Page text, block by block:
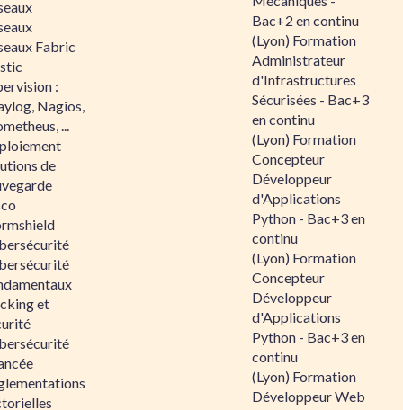
Fabric
:
Nagios,
...
de
et
Bac+2 en continu
(Lyon) Formation
Administrateur
d'Infrastructures
Sécurisées - Bac+3
en continu
(Lyon) Formation
Concepteur
Développeur
d'Applications
Python - Bac+3 en
continu
(Lyon) Formation
Concepteur
Développeur
d'Applications
Python - Bac+3 en
continu
(Lyon) Formation
Développeur Web